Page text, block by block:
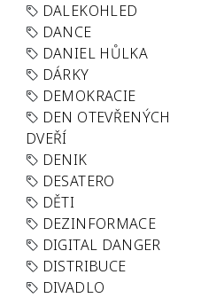
DALEKOHLED
DANCE
DANIEL HŮLKA
DÁRKY
DEMOKRACIE
DEN OTEVŘENÝCH
DVEŘÍ
DENIK
DESATERO
DĚTI
DEZINFORMACE
DIGITAL DANGER
DISTRIBUCE
DIVADLO